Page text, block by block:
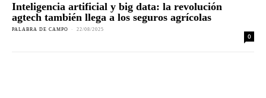
Inteligencia artificial y big data: la revolución
agtech también llega a los seguros agrícolas
PALABRA DE CAMPO - 22/08/2025
0